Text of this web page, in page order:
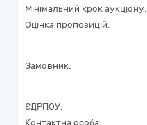
Мінімальний крок аукціону:
Оцінка пропозицій:
Замовник:
ЄДРПОУ:
Контактна особа: